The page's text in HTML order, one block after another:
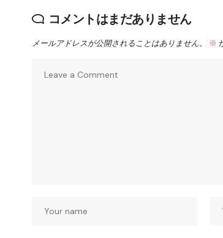
コメントはまだありません
メールアドレスが公開されることはありません。 ※